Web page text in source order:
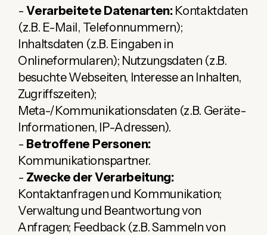
-Verarbeitete Datenarten:Kontaktdaten
(z.B. E-Mail, Telefonnummern);
Inhaltsdaten (z.B. Eingaben in
Onlineformularen); Nutzungsdaten (z.B.
besuchte Webseiten, Interesse an Inhalten,
Zugriffszeiten);
Meta-/Kommunikationsdaten (z.B. Geräte-
Informationen, IP-Adressen).
- Betroffene Personen:
Kommunikationspartner.
- Zwecke der Verarbeitung:
Kontaktanfragen und Kommunikation;
Verwaltung und Beantwortung von
Anfragen; Feedback (z.B. Sammeln von